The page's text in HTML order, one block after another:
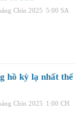
Chín 2025 5:00 SA
hồ kỳ lạ nhất thế
Chín 2025 1:00 CH